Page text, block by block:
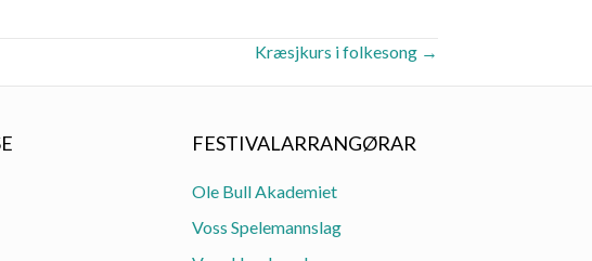
Kræsjkurs i folkesong →
FESTIVALARRANGØRAR
Ole Bull Akademiet
Voss Spelemannslag